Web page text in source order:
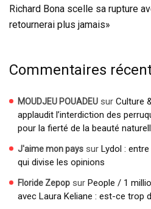
Richard Bona scelle sa rupture
retournerai plus jamais»
Commentaires
MOUDJEU POUADEU sur Culture
applaudit l’interdiction des
pour la fierté de la beauté
J'aime mon pays sur Lydol :
qui divise les opinions
Floride Zepop sur People / 1
avec Laura Keliane : est-ce trop